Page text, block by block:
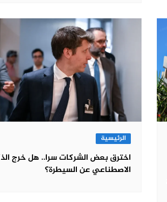
الرئيسية
اخترق بعض الشركات سرا.. هل خرج
الاصطناعي عن السيطرة؟